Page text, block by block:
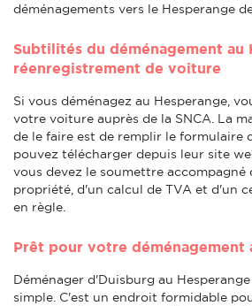
déménagements vers le Hesperange
Subtilités du déménagement au
réenregistrement de voiture
Si vous déménagez au Hesperange,
votre voiture auprès de la SNCA. La
de le faire est de remplir le formulaire
pouvez télécharger depuis leur site
vous devez le soumettre accompagné
propriété, d'un calcul de TVA et d'un
en règle.
Prêt pour votre déménagement
Déménager d'Duisburg au
simple. C'est un endroit formidable